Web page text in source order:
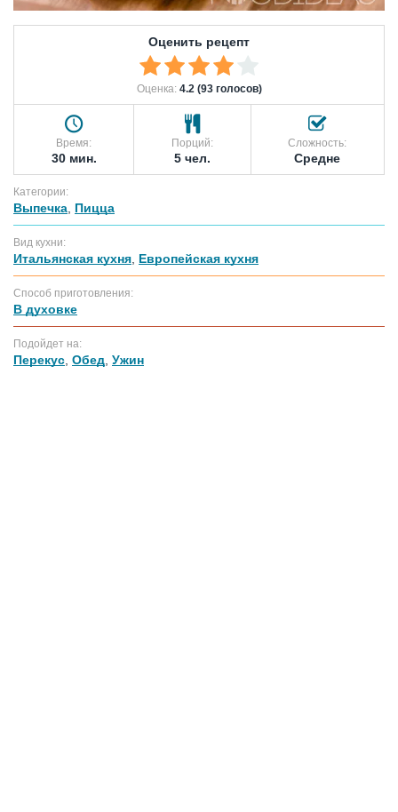
Оценить рецепт
Оценка: 4.2 (93 голосов)
Время:
30 мин.
Порций:
5 чел.
Сложность:
Средне
Категории:
Выпечка Пицца
Вид кухни:
Итальянская кухня Европейская кухня
Способ приготовления:
В духовке
Подойдет на:
Перекус Обед Ужин